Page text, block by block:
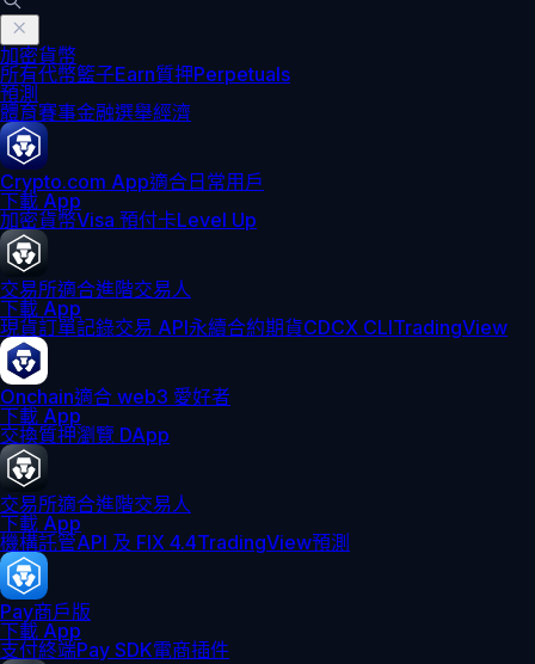
加密貨幣
所有代幣籃子Earn質押Perpetuals
預測
體育賽事金融選舉經濟
Crypto.com App適合日常用戶
下載 App
加密貨幣Visa 預付卡Level Up
交易所適合進階交易人
下載 App
現貨訂單記錄交易 API永續合約期貨CDCX CLITradingView
Onchain適合 web3 愛好者
下載 App
交換質押瀏覽 DApp
交易所適合進階交易人
下載 App
機構託管API 及 FIX 4.4TradingView預測
Pay商戶版
下載 App
支付終端Pay SDK電商插件